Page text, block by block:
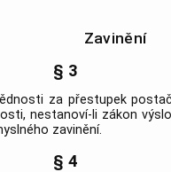
Zavinění
§ 3
za přestupek
nestanoví-li zákon
zavinění.
§ 4